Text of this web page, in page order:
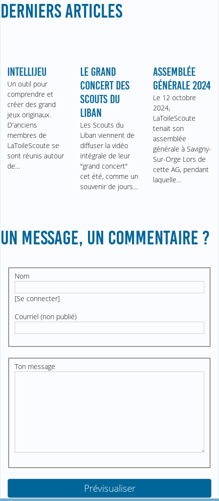
DERNIERS ARTICLES
INTELLIJEU
Un outil pour
comprendre et
créer des grand
jeux originaux.
D'anciens
membres de
LaToileScoute se
sont réunis autour
de…
LE GRAND
CONCERT DES
SCOUTS DU
LIBAN
Les Scouts du
Liban viennent de
diffuser la vidéo
intégrale de leur
"grand concert"
cet été, comme un
souvenir de jours…
ASSEMBLÉE
GÉNÉRALE 2024
Le 12 octobre
2024,
LaToileScoute
tenait son
assemblée
générale à Savigny-
Sur-Orge Lors de
cette AG, pendant
laquelle…
UN MESSAGE, UN COMMENTAIRE ?
Nom
[Se connecter]
Courriel (non publié)
Ton message